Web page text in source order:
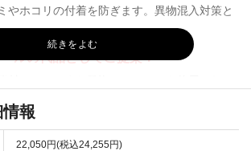
ホコリの付着を防ぎます。異物混入対策と
ルの代品としてご提案！
・欠けにくい緩衝材で、リーズナブルな価格
報
22,050円(税込24,255円)